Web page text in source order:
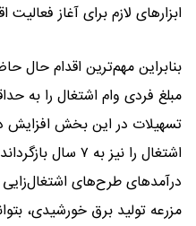
ابزارهای لازم برای آغاز
بنابراین مهم‌ترین اقدام حال
تسهیلات در این بخش افزایش
اشتغال را نیز به
درآمدهای طرح‌های
مزرعه تولید برق خورشیدی،